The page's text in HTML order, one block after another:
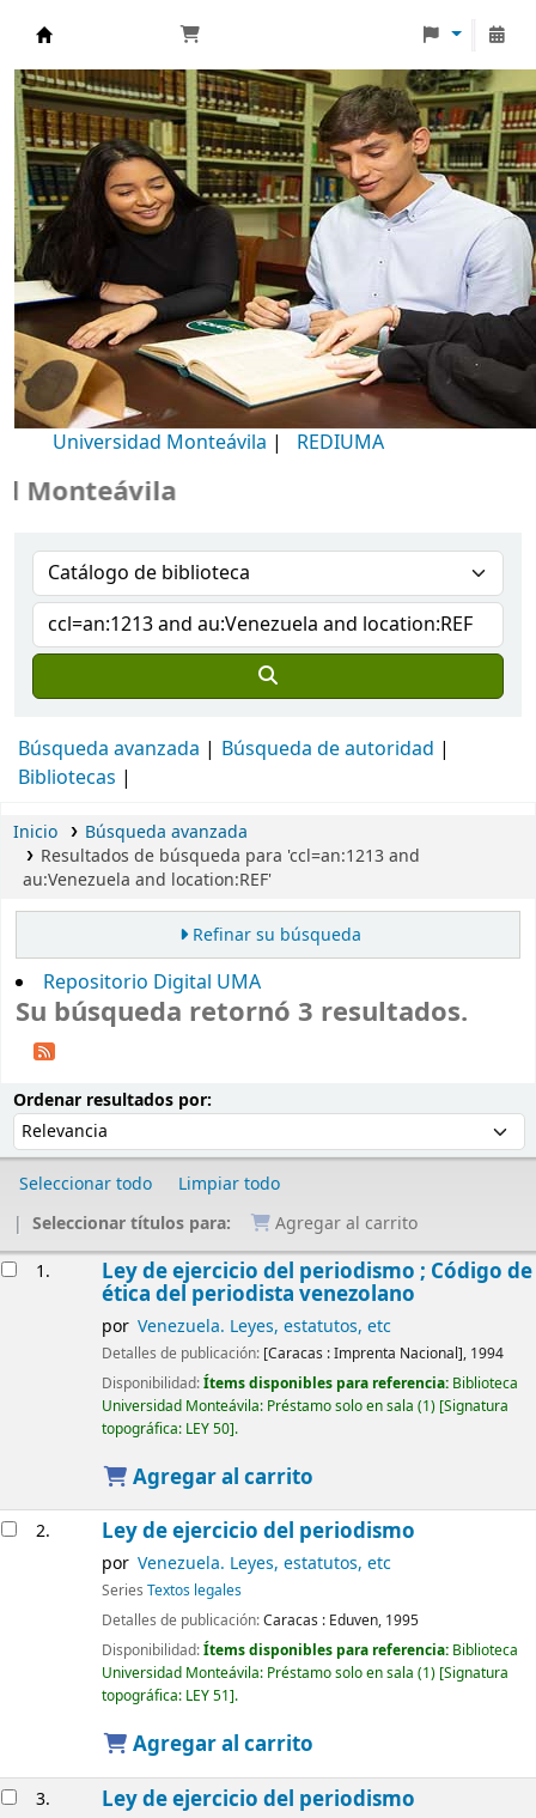
Biblioteca Universidad Monteávila
Universidad Monteávila | REDIUMA
Búsqueda avanzada
Búsqueda de autoridad
Bibliotecas
Inicio
Búsqueda avanzada
Resultados de búsqueda para 'ccl=an:1213 and
au:Venezuela and location:REF'
Refinar su búsqueda
Repositorio Digital UMA
Su búsqueda retornó 3 resultados.
Ordenar resultados por:
Seleccionar todo
Limpiar todo
Seleccionar títulos para:
Agregar al carrito
1. Ley de ejercicio del periodismo ; Código de
ética del periodista venezolano
por Venezuela. Leyes, estatutos, etc
Detalles de publicación: [Caracas :Imprenta Nacional], 1994
Disponibilidad:Ítems disponibles para referencia: Biblioteca
Universidad Monteávila: Préstamo solo en sala (1) Signatura
topográfica: LEY 50 .
Agregar al carrito
2. Ley de ejercicio del periodismo
por Venezuela. Leyes, estatutos, etc
Series Textos legales
Detalles de publicación:Caracas : Eduven, 1995
Disponibilidad:Ítems disponibles para referencia: Biblioteca
Universidad Monteávila: Préstamo solo en sala (1) Signatura
topográfica: LEY 51 .
Agregar al carrito
3. Ley de ejercicio del periodismo